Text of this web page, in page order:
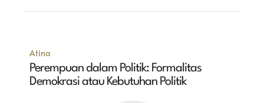
Atina
Perempuan dalam Politik: Formalitas
Demokrasi atau Kebutuhan Politik